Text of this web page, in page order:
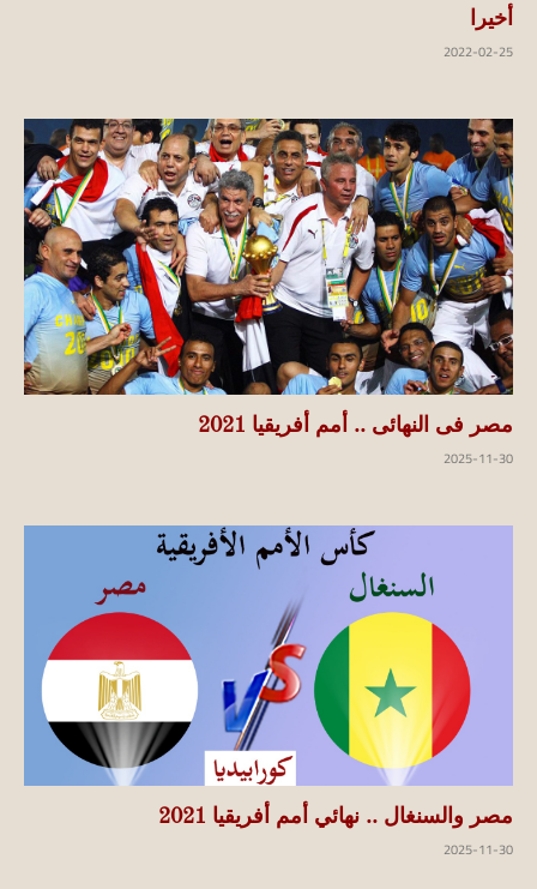
أخيرا
2022-02-25
مصر فى النهائى .. أمم أفريقيا 2021
2025-11-30
مصر والسنغال .. نهائي أمم أفريقيا 2021
2025-11-30